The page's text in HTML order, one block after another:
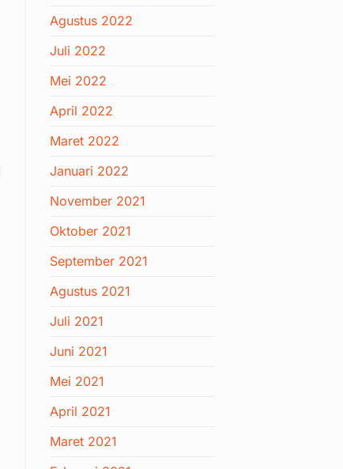
Agustus 2022
Juli 2022
Mei 2022
April 2022
Maret 2022
Januari 2022
November 2021
Oktober 2021
September 2021
Agustus 2021
Juli 2021
Juni 2021
Mei 2021
April 2021
Maret 2021